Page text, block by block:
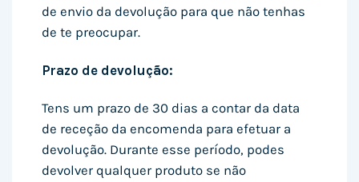
de envio da devolução para que não tenhas
de te preocupar.
Prazo de devolução:
Tens um prazo de 30 dias a contar da data
de receção da encomenda para efetuar a
devolução. Durante esse período, podes
devolver qualquer produto se não